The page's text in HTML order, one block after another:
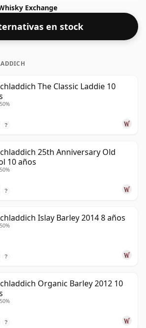
en la región de Islay en Escocia.
46% ABV, este whisky se embotella
óptima para beber. Se disfruta
de agua.
Exchange
en stock
The Classic Laddie 10
?
25th Anniversary Old
10 años
?
Islay Barley 2014 8 años
?
Organic Barley 2012 10
?